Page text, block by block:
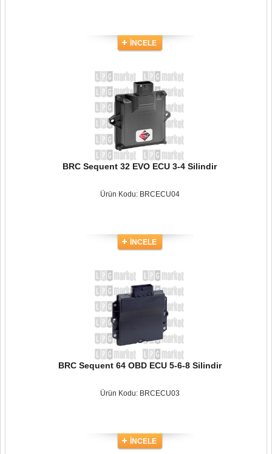
İNCELE
BRC Sequent 32 EVO ECU 3-4 Silindir
Ürün Kodu: BRCECU04
İNCELE
BRC Sequent 64 OBD ECU 5-6-8 Silindir
Ürün Kodu: BRCECU03
İNCELE